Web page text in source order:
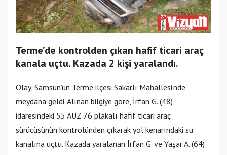
Terme’de kontrolden çıkan hafif ticari araç
kanala uçtu. Kazada 2 kişi yaralandı.
Olay, Samsun’un Terme ilçesi Sakarlı Mahallesi’nde
meydana geldi. Alınan bilgiye göre, İrfan G. (48)
idaresindeki 55 AUZ 76 plakalı hafif ticari araç
sürücüsünün kontrolünden çıkarak yol kenarındaki su
kanalına uçtu. Kazada yaralanan İrfan G. ve Yaşar A. (64)